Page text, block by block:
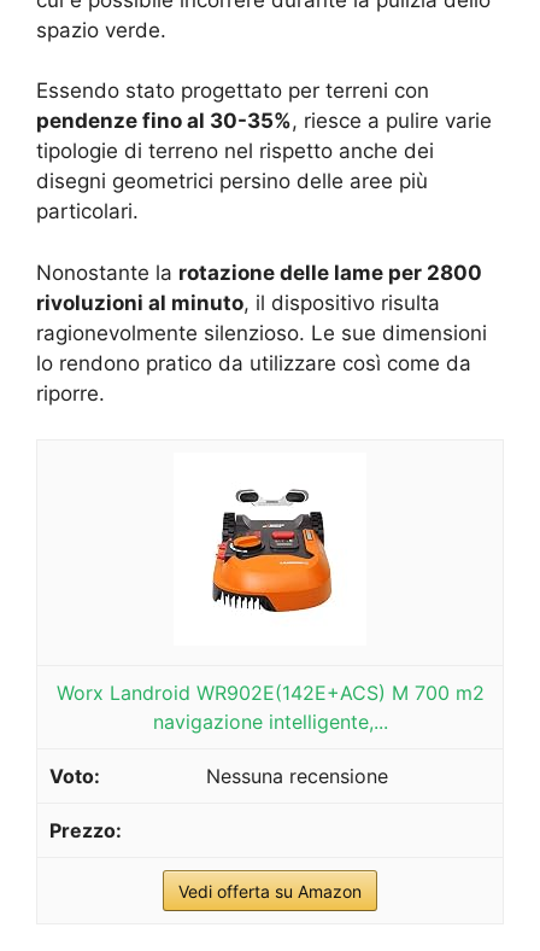
spazio verde.
Essendo stato progettato per terreni con
pendenze fino al 30-35%, riesce a pulire varie
tipologie di terreno nel rispetto anche dei
disegni geometrici persino delle aree più
particolari.
Nonostante la rotazione delle lame per 2800
rivoluzioni al minuto, il dispositivo risulta
ragionevolmente silenzioso. Le sue dimensioni
lo rendono pratico da utilizzare così come da
riporre.
Worx Landroid WR902E(142E+ACS) M 700 m2
navigazione intelligente,...
Nessuna recensione
Vedi offerta su Amazon